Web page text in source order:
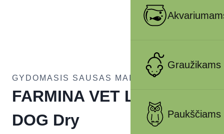
Graužikams
Paukščiams
GYDOMASIS SAUSAS MAISTAS ŠUNIMS
FARMINA VET LIFE –
DOG Dry